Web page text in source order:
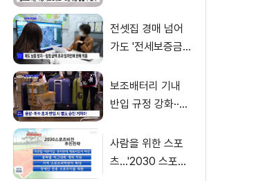
전셋집 경매 넘어
가도 '전세보증금'
보조배터리 기내
반입 규정 강화··
사람을 위한 스포
츠…'2030 스포츠